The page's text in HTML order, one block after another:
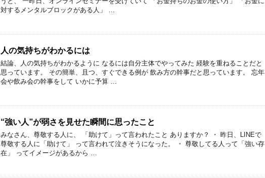
対するメンタルブロックがある人」 …
人の気持ちがわかるには
結論、人の気持ちがわかるように なるには自分主体でやってみた 経験を重ねることだと
思っています。 その簡単、且つ、すぐできる例が 飲み方の幹事だと思っています。 忘年
会や飲み会の幹事をして いかに予算 …
“強い人”が弱さを見せた瞬間に思ったこと
みなさん、尊敬する人に、 「助けて」って言われたこと ありますか？ ・ 昨日、LINEで
尊敬する人に「助けて」 って言われて泣きそうになった。 ・ 尊敬してる人って「強い存
在」 ってイメージがあるから …